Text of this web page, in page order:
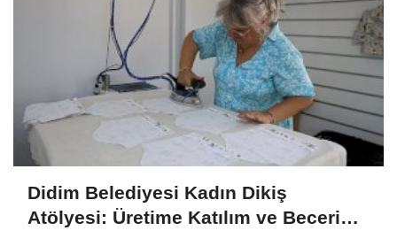
Didim Belediyesi Kadın Dikiş
Atölyesi: Üretime Katılım ve Beceri